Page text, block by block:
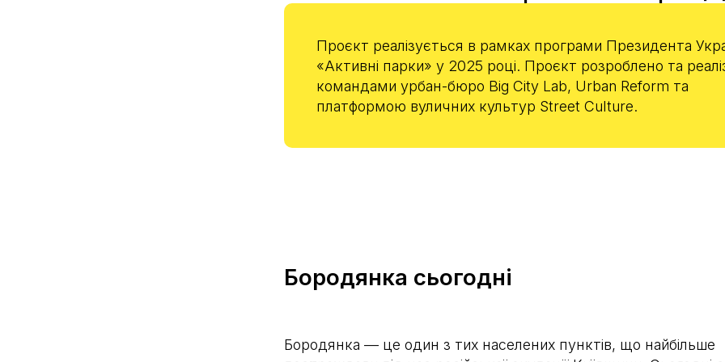
Проєкт реалізується в рамках програми Президента
«Активні парки» у 2025 році. Проєкт розроблено та
командами урбан-бюро Big City Lab, Urban Reform та
платформою вуличних культур Street Culture.
Бородянка сьогодні
Бородянка — це один з тих населених пунктів, що найбільше